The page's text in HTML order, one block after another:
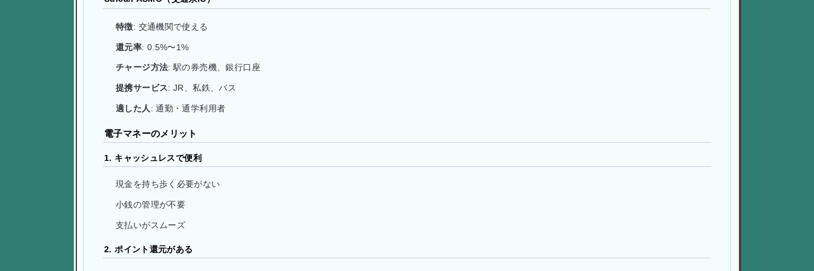
特徴: 交通機関で使える
還元率: 0.5%〜1%
チャージ方法: 駅の券売機、銀行口座
提携サービス: JR、私鉄、バス
適した人 : 通勤・通学利用者
電子マネーのメリット
1. キャッシュレスで便利
現金を持ち歩く必要がない
小銭の管理が不要
支払いがスムーズ
2. ポイント還元がある